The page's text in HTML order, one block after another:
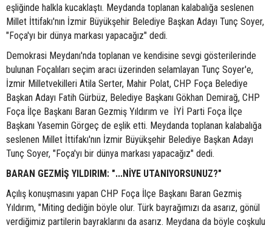
eşliğinde halkla kucaklaştı. Meydanda toplanan kalabalığa seslenen
Millet İttifakı'nın İzmir Büyükşehir Belediye Başkan Adayı Tunç Soyer,
"Foça'yı bir dünya markası yapacağız" dedi.
Demokrasi Meydanı'nda toplanan ve kendisine sevgi gösterilerinde
bulunan Foçalıları seçim aracı üzerinden selamlayan Tunç Soyer'e,
İzmir Milletvekilleri Atila Serter, Mahir Polat, CHP Foça Belediye
Başkan Adayı Fatih Gürbüz, Belediye Başkanı Gökhan Demirağ, CHP
Foça İlçe Başkanı Baran Gezmiş Yıldırım ve İYİ Parti Foça İlçe
Başkanı Yasemin Görgeç de eşlik etti. Meydanda toplanan kalabalığa
seslenen Millet İttifakı'nın İzmir Büyükşehir Belediye Başkan Adayı
Tunç Soyer, "Foça'yı bir dünya markası yapacağız" dedi.
BARAN GEZMİŞ YILDIRIM: "...NİYE UTANIYORSUNUZ?"
Açılış konuşmasını yapan CHP Foça İlçe Başkanı Baran Gezmiş
Yıldırım, "Miting dediğin böyle olur. Türk bayrağımızı da asarız, gönül
verdiğimiz partilerin bayraklarını da asarız. Meydana da böyle coşkulu